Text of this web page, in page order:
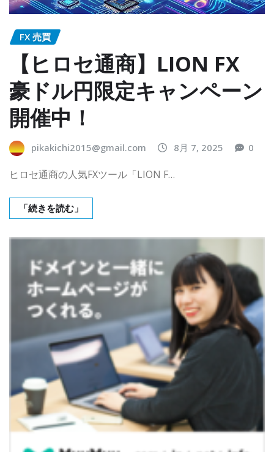
FX 売買
【ヒロセ通商】LION FX
豪ドル円限定キャンペーン
開催中！
pikakichi2015@gmail.com 8月 7, 2025 0
ヒロセ通商の人気FXツール「LION F…
「続きを読む」